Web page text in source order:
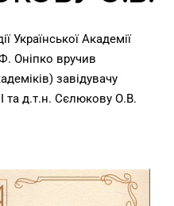
Української Академії
Оніпко вручив
завідувачу
та д.т.н. Сєлюкову О.В.